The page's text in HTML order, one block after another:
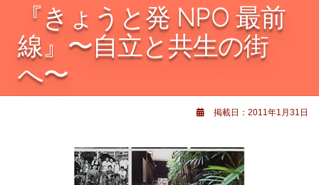
『きょうと発 NPO 最前
線』〜自立と共生の街
へ〜
掲載日：2011年1月31日